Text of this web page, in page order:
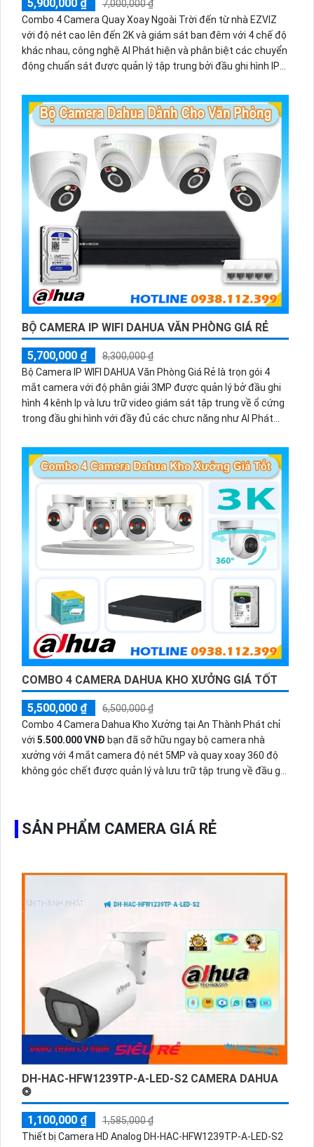
5,900,000 ₫
7,000,000 ₫
Combo 4 Camera Quay Xoay Ngoài Trời đến từ nhà EZVIZ
với độ nét cao lên đến 2K và giám sát ban đêm với 4 chế độ
khác nhau, công nghệ AI Phát hiện và phân biệt các chuyển
động chuẩn sát được quản lý tập trung bởi đầu ghi hình IP
BỘ CAMERA IP WIFI DAHUA VĂN PHÒNG GIÁ RẺ
5,700,000 ₫
8,300,000 ₫
Bộ Camera IP WIFI DAHUA Văn Phòng Giá Rẻ là trọn gói 4
mắt camera với độ phân giải 3MP được quản lý bở đầu ghi
hình 4 kênh Ip và lưu trữ video giám sát tập trung về ổ cứng
trong đầu ghi hình với đầy đủ các chưc năng như AI Phát
có màu vào ban đêm
COMBO 4 CAMERA DAHUA KHO XƯỞNG GIÁ TỐT
5,500,000 ₫
6,500,000 ₫
Combo 4 Camera Dahua Kho Xưởng tại An Thành Phát chỉ
với 5.500.000 VNĐ bạn đã sỡ hữu ngay bộ camera nhà
xưởng với 4 mắt camera độ nét 5MP và quay xoay 360 độ
không góc chết được quản lý và lưu trữ tập trung về đầu ghi
SẢN PHẨM CAMERA GIÁ RẺ
DH-HAC-HFW1239TP-A-LED-S2 CAMERA DAHUA
❂
1,100,000 ₫
1,585,000 ₫
Thiết bị Camera HD Analog DH-HAC-HFW1239TP-A-LED-S2